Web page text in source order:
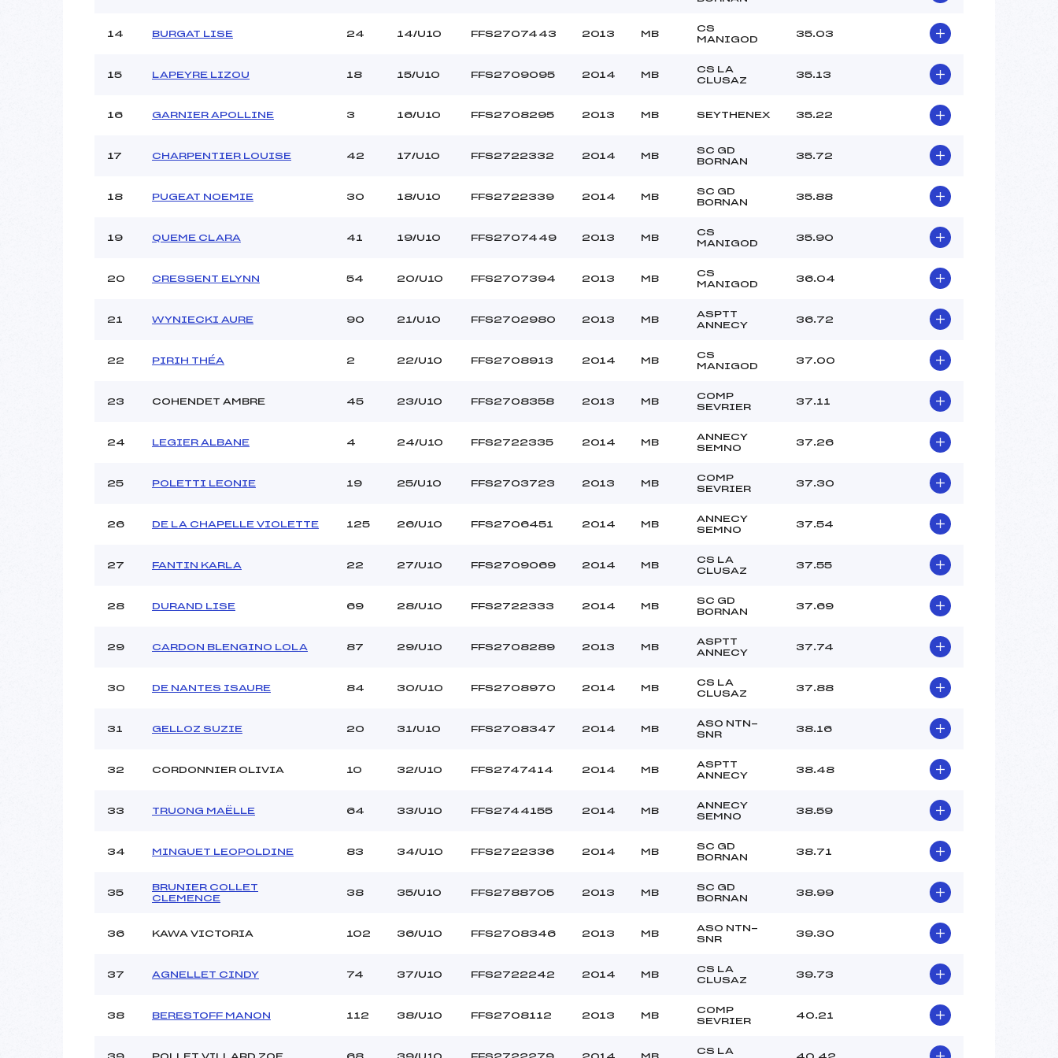
14 BURGAT LISE 24 14/U10 FFS2707443 2013 MB
CS
MANIGOD
35.03
15 LAPEYRE LIZOU 18 15/U10 FFS2709095 2014 MB
CS LA
CLUSAZ
35.13
16 GARNIER APOLLINE 3 16/U10 FFS2708295 2013 MB SEYTHENEX 35.22
17 CHARPENTIER LOUISE 42 17/U10 FFS2722332 2014 MB
SC GD
BORNAN
35.72
18 PUGEAT NOEMIE 30 18/U10 FFS2722339 2014 MB
SC GD
BORNAN
35.88
19 QUEME CLARA 41 19/U10 FFS2707449 2013 MB
CS
MANIGOD
35.90
20 CRESSENT ELYNN 54 20/U10 FFS2707394 2013 MB
CS
MANIGOD
36.04
21 WYNIECKI AURE 90 21/U10 FFS2702980 2013 MB
ASPTT
ANNECY
36.72
22 PIRIH THÉA 2 22/U10 FFS2708913 2014 MB
CS
MANIGOD
37.00
23 COHENDET AMBRE 45 23/U10 FFS2708358 2013 MB
COMP
SEVRIER
37.11
24 LEGIER ALBANE 4 24/U10 FFS2722335 2014 MB
ANNECY
SEMNO
37.26
25 POLETTI LEONIE 19 25/U10 FFS2703723 2013 MB
COMP
SEVRIER
37.30
26 DE LA CHAPELLE VIOLETTE 125 26/U10 FFS2706451 2014 MB
ANNECY
SEMNO
37.54
27 FANTIN KARLA 22 27/U10 FFS2709069 2014 MB
CS LA
CLUSAZ
37.55
28 DURAND LISE 69 28/U10 FFS2722333 2014 MB
SC GD
BORNAN
37.69
29 CARDON BLENGINO LOLA 87 29/U10 FFS2708289 2013 MB
ASPTT
ANNECY
37.74
30 DE NANTES ISAURE 84 30/U10 FFS2708970 2014 MB
CS LA
CLUSAZ
37.88
31 GELLOZ SUZIE 20 31/U10 FFS2708347 2014 MB
ASO NTN-
SNR
38.16
32 CORDONNIER OLIVIA 10 32/U10 FFS2747414 2014 MB
ASPTT
ANNECY
38.48
33 TRUONG MAËLLE 64 33/U10 FFS2744155 2014 MB
ANNECY
SEMNO
38.59
34 MINGUET LEOPOLDINE 83 34/U10 FFS2722336 2014 MB
SC GD
BORNAN
38.71
35
BRUNIER COLLET
CLEMENCE
38 35/U10 FFS2788705 2013 MB
SC GD
BORNAN
38.99
36 KAWA VICTORIA 102 36/U10 FFS2708346 2013 MB
ASO NTN-
SNR
39.30
37 AGNELLET CINDY 74 37/U10 FFS2722242 2014 MB
CS LA
CLUSAZ
39.73
38 BERESTOFF MANON 112 38/U10 FFS2708112 2013 MB
COMP
SEVRIER
40.21
CS LA